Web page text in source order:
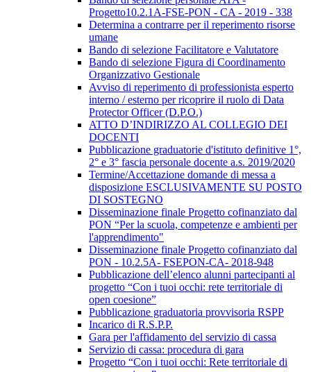
Progetto10.2.1A-FSE-PON - CA - 2019 - 338
Determina a contrarre per il reperimento risorse
umane
Bando di selezione Facilitatore e Valutatore
Bando di selezione Figura di Coordinamento
Organizzativo Gestionale
Avviso di reperimento di professionista esperto
interno / esterno per ricoprire il ruolo di Data
Protector Officer (D.P.O.)
ATTO D’INDIRIZZO AL COLLEGIO DEI
DOCENTI
Pubblicazione graduatorie d'istituto definitive 1°,
2° e 3° fascia personale docente a.s. 2019/2020
Termine/Accettazione domande di messa a
disposizione ESCLUSIVAMENTE SU POSTO
DI SOSTEGNO
Disseminazione finale Progetto cofinanziato dal
PON “Per la scuola, competenze e ambienti per
l'apprendimento"
Disseminazione finale Progetto cofinanziato dal
PON - 10.2.5A- FSEPON-CA- 2018-948
Pubblicazione dell’elenco alunni partecipanti al
progetto “Con i tuoi occhi: rete territoriale di
open coesione”
Pubblicazione graduatoria provvisoria RSPP
Incarico di R.S.P.P.
Gara per l'affidamento del servizio di cassa
Servizio di cassa: procedura di gara
Progetto “Con i tuoi occhi: Rete territoriale di